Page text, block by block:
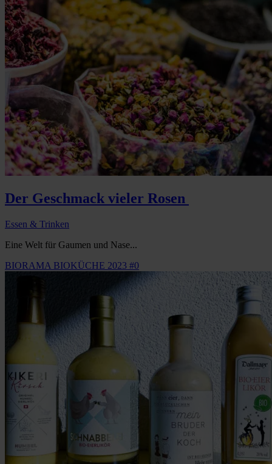
Der Geschmack vieler Rosen
Essen & Trinken
Eine Welt für Gaumen und Nase...
BIORAMA BIOKÜCHE 2023 #0